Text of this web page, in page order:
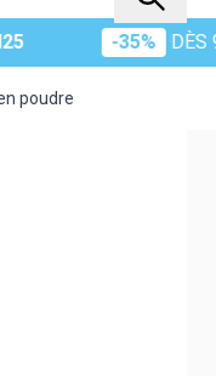
DÈS 90€|
poudre